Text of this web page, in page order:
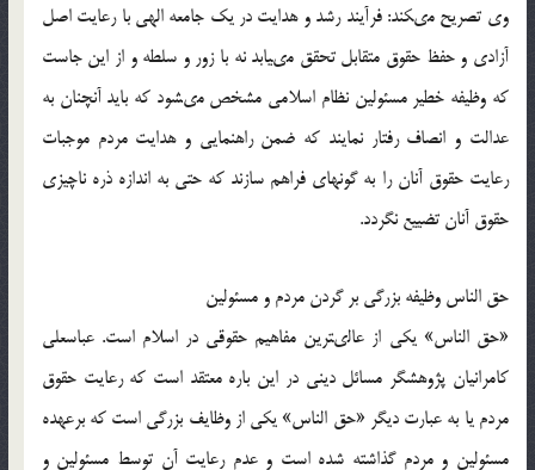
وى تصريح مى‏كند: فرآيند رشد و هدايت در يك جامعه الهي با رعايت اصل
آزادى و حفظ حقوق متقابل تحقق مى‏يابد نه با زور و سلطه و از اين جاست
كه وظيفه خطير مسئولين نظام اسلامى مشخص مى‏شود كه بايد آنچنان به
عدالت و انصاف رفتار نمايند كه ضمن راهنمايى و هدايت مردم موجبات
رعايت حقوق آنان را به گونه‏اى فراهم سازند كه حتى به اندازه ذره ناچيزى
حقوق آنان تضييع نگردد.
حق الناس وظيفه بزرگي بر گردن مردم و مسئولين
«حق الناس» يكى از عالى‏ترين مفاهيم حقوقى در اسلام است. عباسعلى
كامرانيان پژوهشگر مسائل دينى در اين باره معتقد است كه رعايت حقوق
مردم يا به عبارت ديگر «حق الناس» يكى از وظايف بزرگى است كه برعهده
مسئولين و مردم گذاشته شده است و عدم رعايت آن توسط مسئولين و